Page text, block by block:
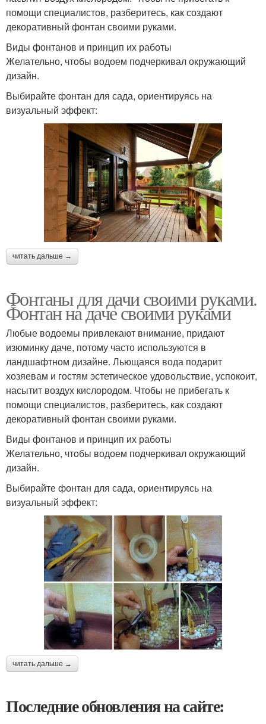
помощи специалистов, разберитесь, как создают
декоративный фонтан своими руками.
Виды фонтанов и принцип их работы
Желательно, чтобы водоем подчеркивал окружающий
дизайн.
Выбирайте фонтан для сада, ориентируясь на
визуальный эффект:
читать дальше →
Фонтаны для дачи своими руками.
Фонтан на даче своими руками
Любые водоемы привлекают внимание, придают
изюминку даче, потому часто используются в
ландшафтном дизайне. Льющаяся вода подарит
хозяевам и гостям эстетическое удовольствие, успокоит,
насытит воздух кислородом. Чтобы не прибегать к
помощи специалистов, разберитесь, как создают
декоративный фонтан своими руками.
Виды фонтанов и принцип их работы
Желательно, чтобы водоем подчеркивал окружающий
дизайн.
Выбирайте фонтан для сада, ориентируясь на
визуальный эффект:
читать дальше →
Последние обновления на сайте: